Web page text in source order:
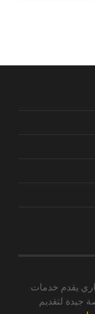
يقدم خدمات
جيدة لتقديم